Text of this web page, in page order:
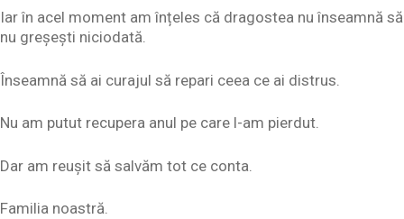
Iar în acel moment am înțeles că dragostea nu înseamnă să
nu greșești niciodată.
Înseamnă să ai curajul să repari ceea ce ai distrus.
Nu am putut recupera anul pe care l-am pierdut.
Dar am reușit să salvăm tot ce conta.
Familia noastră.